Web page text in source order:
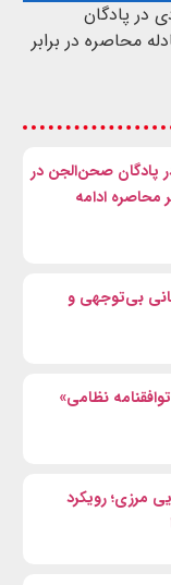
در پادگان
محاصره در برابر
صحن‌الجن در
محاصره ادامه
بی‌توجهی و
نظامی»
مرزی؛ رویکرد